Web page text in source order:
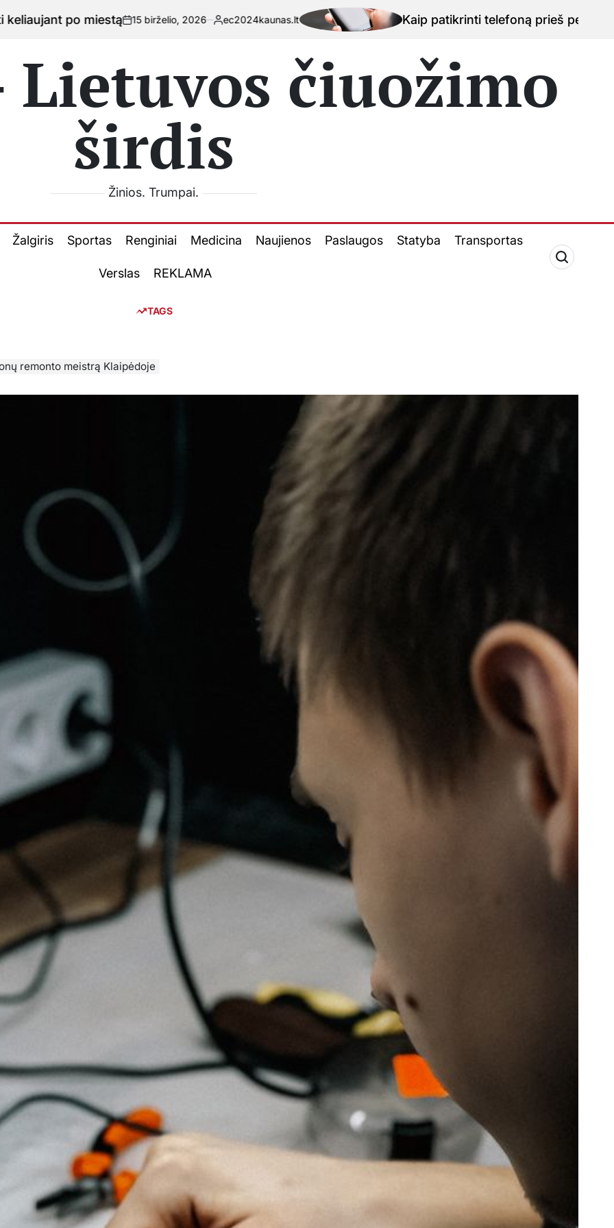
15 birželio, 2026
Posted
ec2024kaunas.lt Kaip patikrinti telefoną prieš perkant naudotą įrenginį
Lietuvos čiuožimo
širdis
Žinios. Trumpai.
Žalgiris Sportas Renginiai Medicina Naujienos Paslaugos Statyba Transportas
Verslas REKLAMA
TAGS
remonto meistrą Klaipėdoje